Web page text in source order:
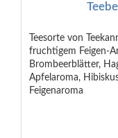
Teesorte von
fruchtigem Feigen-
Brombeerblätter,
Apfelaroma,
Feigenaroma